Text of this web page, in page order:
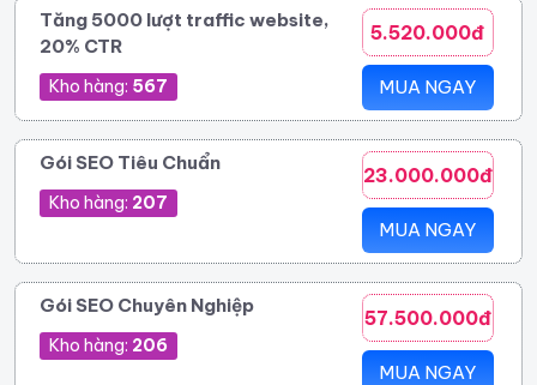
Tăng 5000 lượt traffic website,
20% CTR
Kho hàng: 567
5.520.000đ
MUA NGAY
Gói SEO Tiêu Chuẩn
Kho hàng: 207
23.000.000đ
MUA NGAY
Gói SEO Chuyên Nghiệp
Kho hàng: 206
57.500.000đ
MUA NGAY